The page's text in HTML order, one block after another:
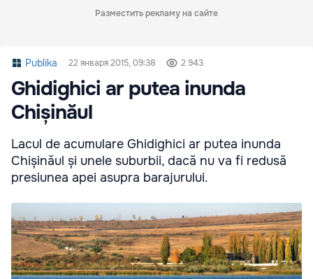
Разместить рекламу на сайте
Publika 22 января 2015, 09:38 2 943
Ghidighici ar putea inunda
Chișinăul
Lacul de acumulare Ghidighici ar putea inunda
Chișinăul și unele suburbii, dacă nu va fi redusă
presiunea apei asupra barajurului.